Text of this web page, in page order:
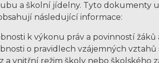
a školní jídelny. Tyto dokumenty
následující informace:
k výkonu práv a povinností
o pravidlech vzájemných
a vnitřní režim školy nebo školského